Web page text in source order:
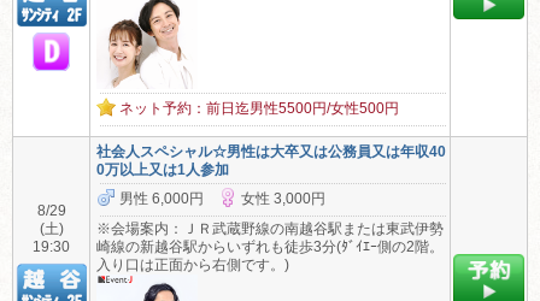
ネット予約：前日迄男性5500円/女性500円
8/29
(土)
19:30
社会人スペシャル☆男性は大卒又は公務員又は年収40
0万以上又は1人参加
男性 6,000円
女性 3,000円
※会場案内：ＪＲ武蔵野線の南越谷駅または東武伊勢
崎線の新越谷駅からいずれも徒歩3分(ﾀﾞｲｴｰ側の2階。
入り口は正面から右側です。)